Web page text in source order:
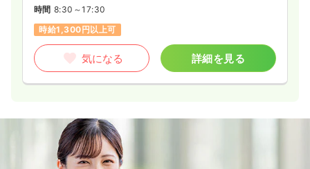
時間 8:30～17:30
時給1,300円以上可
気になる 詳細を見る